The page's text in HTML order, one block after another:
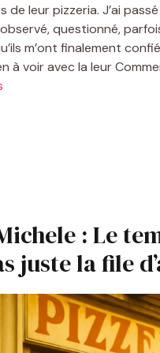
de leur pizzeria. J’ai
observé, questionné,
m’ont finalement
à voir avec la leur
: Le
juste la file